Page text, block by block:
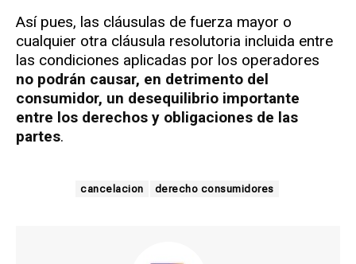
Así pues, las cláusulas de fuerza mayor o
cualquier otra cláusula resolutoria incluida entre
las condiciones aplicadas por los operadores
no podrán causar, en detrimento del
consumidor, un desequilibrio importante
entre los derechos y obligaciones de las
partes.
cancelacion derecho consumidores